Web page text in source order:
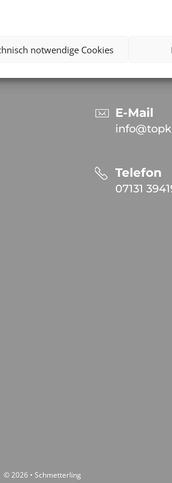
notwendige Cookies
E-Mail
Telefon
07131
© 2026 • Schmetterling